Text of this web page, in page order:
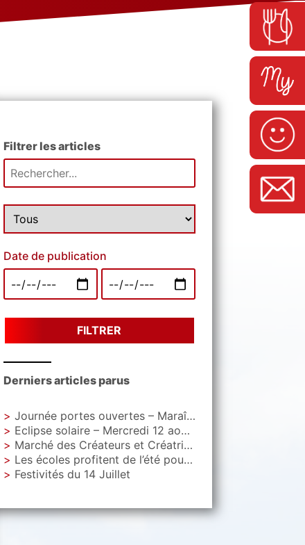
Filtrer les articles
Date de publication
FILTRER
Derniers articles parus
Journée portes ouvertes – Maraîchage Municipal
Eclipse solaire – Mercredi 12 aout – Parc Letoquart
Marché des Créateurs et Créatrices – Vendredi 4 septembre – Parvis de La Gare
Les écoles profitent de l’été pour faire peau neuve
Festivités du 14 Juillet